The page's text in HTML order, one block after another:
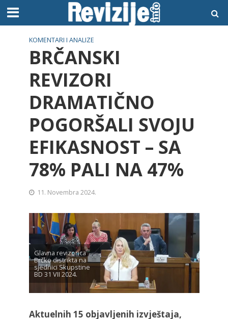
KOMENTARI I ANALIZE
BRČANSKI
REVIZORI
DRAMATIČNO
POGORŠALI SVOJU
EFIKASNOST – SA
78% PALI NA 47%
11. Novembra 2024.
Glavna revizorica
Brčko distrikta na
sjednici Skupstine
BD 31 VII 2024.
Aktuelnih 15 objavljenih izvještaja,